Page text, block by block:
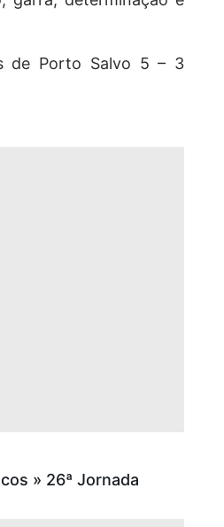
de Porto Salvo 5 – 3
» 26ª Jornada